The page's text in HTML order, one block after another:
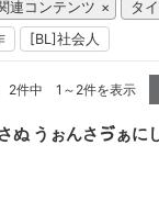
連コンテンツ タ
[BL]社会人
2件中 1～2件を表示
うぉんさゔぁに